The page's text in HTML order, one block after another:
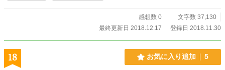
感想数 0
文字数 37,130
最終更新日 2018.12.17
登録日 2018.11.30
18 お気に入り追加 5